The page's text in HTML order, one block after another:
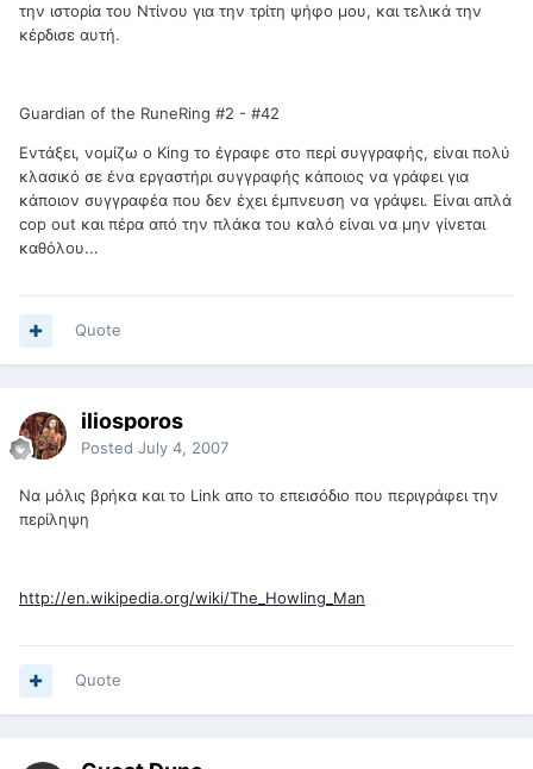
την ιστορία του Ντίνου για την τρίτη ψήφο μου, και τελικά την
κέρδισε αυτή.
Guardian of the RuneRing #2 - #42
Εντάξει, νομίζω ο King το έγραφε στο περί συγγραφής, είναι πολύ
κλασικό σε ένα εργαστήρι συγγραφής κάποιος να γράφει για
κάποιον συγγραφέα που δεν έχει έμπνευση να γράψει. Είναι απλά
cop out και πέρα από την πλάκα του καλό είναι να μην γίνεται
καθόλου...
Quote
iliosporos
Posted July 4, 2007
Να μόλις βρήκα και το Link απο το επεισόδιο που περιγράφει την
περίληψη
http://en.wikipedia.org/wiki/The_Howling_Man
Quote